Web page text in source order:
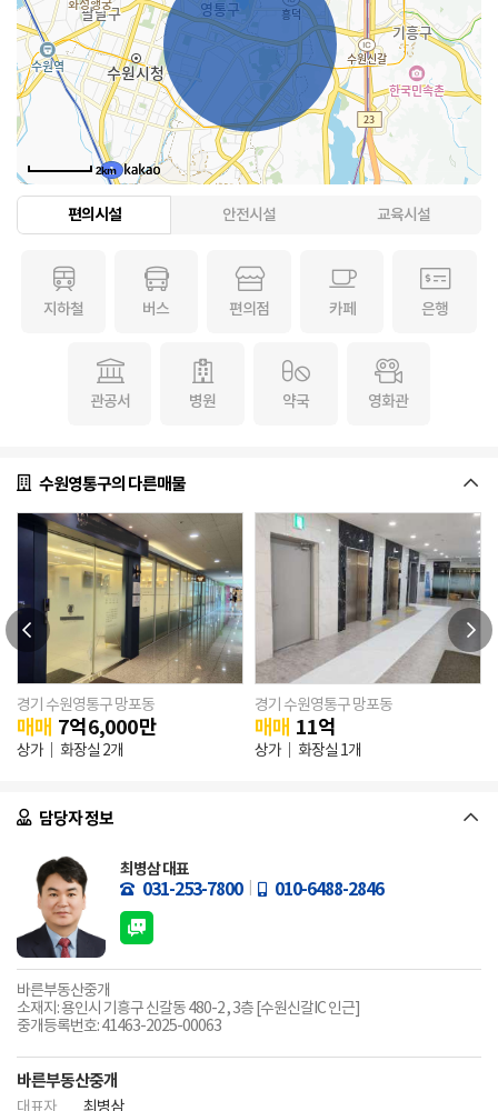
2km
편의시설 안전시설 교육시설
지하철 버스 편의점 카페 은행
관공서 병원 약국 영화관
수원영통구의 다른매물
833.11㎡
경기 수원영통구 망포동
매매 7억6,000만
상가 화장실 2개
경기 수원영통구 망포동
매매 11억
상가 화장실 1개
담당자 정보
최병삼 대표
031-253-7800 010-6488-2846
바른부동산중개
소재지: 용인시 기흥구 신갈동 480-2 , 3층 [수원신갈IC 인근]
중개등록번호: 41463-2025-00063
바른부동산중개
대표자 최병삼